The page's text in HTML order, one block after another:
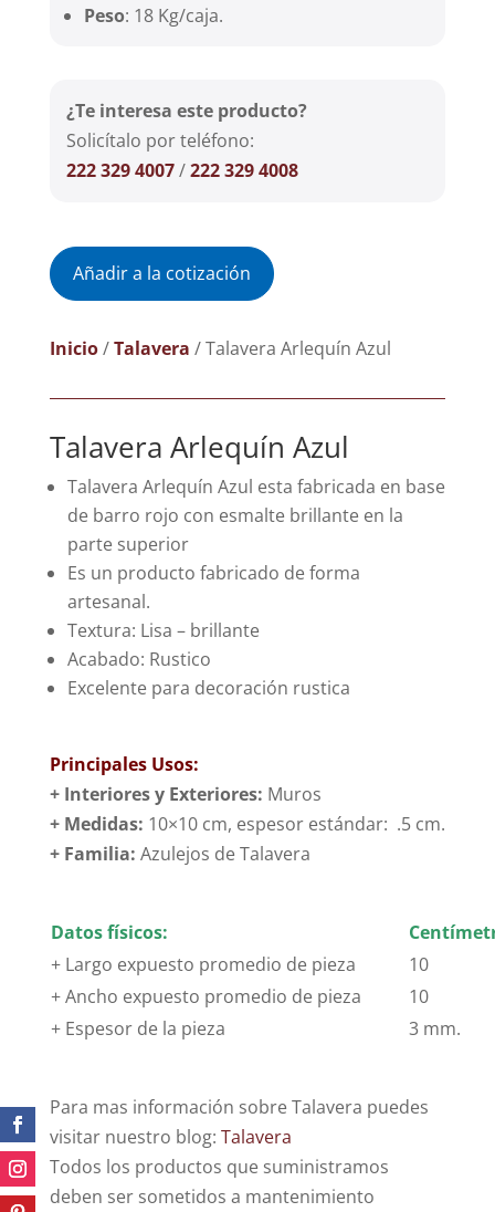
Peso: 18 Kg/caja.
¿Te interesa este producto?
Solicítalo por teléfono:
222 329 4007/222 329 4008
Añadir a la cotización
Inicio/Talavera / Talavera Arlequín Azul
Talavera Arlequín Azul
Talavera Arlequín Azul esta fabricada en base
de barro rojo con esmalte brillante en la
parte superior
Es un producto fabricado de forma
artesanal.
Textura: Lisa – brillante
Acabado: Rustico
Excelente para decoración rustica
Principales Usos:
+ Interiores y Exteriores: Muros
+ Medidas: 10×10 cm, espesor estándar: .5 cm.
+ Familia: Azulejos de Talavera
Datos físicos:
+ Largo expuesto promedio de pieza
10
+ Ancho expuesto promedio de pieza
10
+ Espesor de la pieza
3 mm.
Para mas información sobre Talavera puedes
visitar nuestro blog: Talavera
Todos los productos que suministramos
deben ser sometidos a mantenimiento